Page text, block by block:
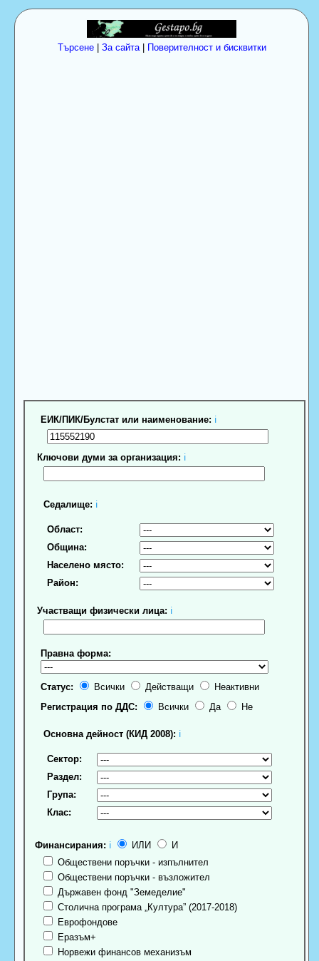
Търсене| За сайта| Поверителност и бисквитки
ЕИК/ПИК/Булстат или наименование: ℹ
Ключови думи за организация: ℹ
Седалище: ℹ
Област:
Община:
Населено място:
Район:
Участващи физически лица: ℹ
Правна форма:
Статус: Всички Действащи
Неактивни
Регистрация по ДДС:
Всички Да Не
Основна дейност (КИД 2008): ℹ
Сектор:
Раздел:
Група:
Клас:
Финансирания: ℹ ИЛИ
И
Обществени поръчки - изпълнител
Обществени поръчки - възложител
Държавен фонд "Земеделие"
Столична програма „Култура” (2017-2018)
Еврофондове
Еразъм+
Норвежи финансов механизъм